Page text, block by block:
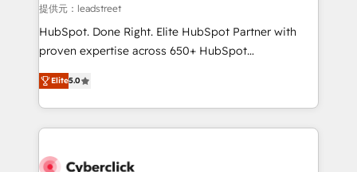
growth. Our expertise spans RevOps, CRM and data
architecture, AI enablement, and strategic marketing,
delivered through our proprietary FLAIR framework
Partner and ISO 27001:2022 certified consultancy,
we blend strategy, creativity, and technology to help
提供元：leadstreet
HubSpot. Done Right. Elite HubSpot Partner with
proven expertise across 650+ HubSpot
implementations. With 12+ years of HubSpot
experience, we help you use the HubSpot platform
to its fullest capacity, improve your current HubSpot
website, or build your new one.
Elite5.0